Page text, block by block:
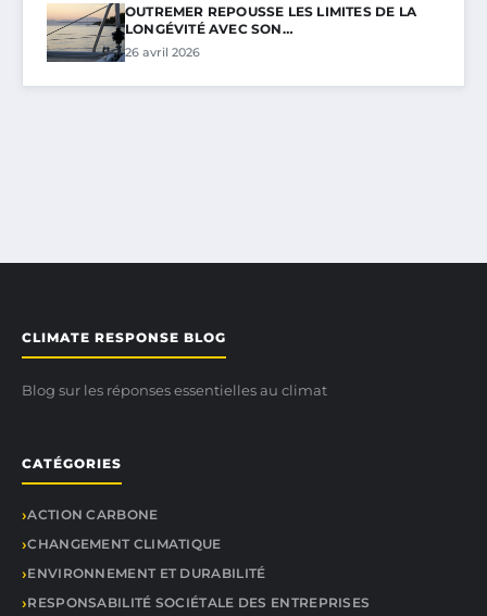
OUTREMER REPOUSSE LES LIMITES DE LA
LONGÉVITÉ AVEC SON…
26 avril 2026
CLIMATE RESPONSE BLOG
Blog sur les réponses essentielles au climat
CATÉGORIES
ACTION CARBONE
CHANGEMENT CLIMATIQUE
ENVIRONNEMENT ET DURABILITÉ
RESPONSABILITÉ SOCIÉTALE DES ENTREPRISES